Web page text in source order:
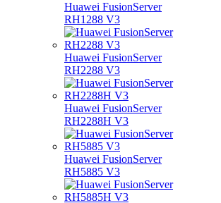
Huawei FusionServer
RH1288 V3
Huawei FusionServer
RH2288 V3
Huawei FusionServer
RH2288H V3
Huawei FusionServer
RH5885 V3